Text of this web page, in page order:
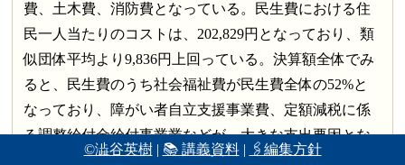
©澁谷英樹| 📚 講義資料| 🖇編集方針
費、土木費、消防費となっている。民生費における住
民一人当たりのコストは、202,829円となっており、類
似団体平均より9,836円上回っている。決算額全体でみ
ると、民生費のうち社会福祉費が民生費全体の52%と
なっており、障がい者自立支援事業費、定額減税に係
る調整給付金給付事業業などが、大きな支出要因とな
っている。土木費における住民一人当たりのコスト